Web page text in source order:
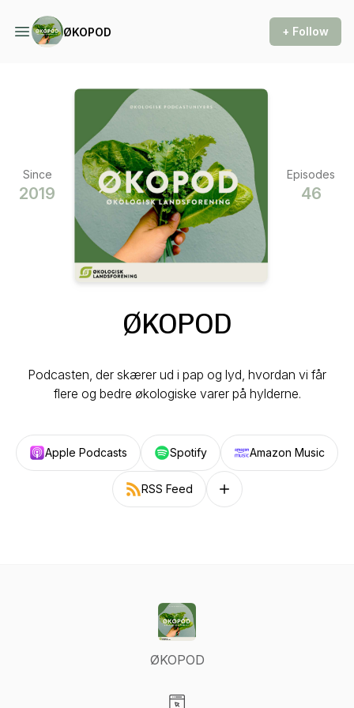
ØKOPOD + Follow
Since
2019
Episodes
46
ØKOPOD
Podcasten, der skærer ud i pap og lyd, hvordan vi får
flere og bedre økologiske varer på hylderne.
Apple Podcasts Spotify Amazon Music
RSS Feed Follow on other platforms
ØKOPOD